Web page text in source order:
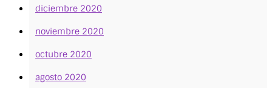
diciembre 2020
noviembre 2020
octubre 2020
agosto 2020